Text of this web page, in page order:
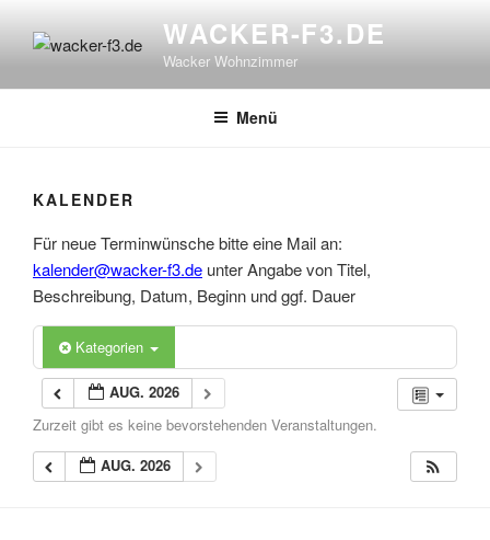
Inhalt
WACKER-F3.DE
Wacker Wohnzimmer
Menü
KALENDER
Für neue Terminwünsche bitte eine Mail an:
kalender@wacker-f3.de unter Angabe von Titel,
Beschreibung, Datum, Beginn und ggf. Dauer
Kategorien
AUG. 2026
Zurzeit gibt es keine bevorstehenden Veranstaltungen.
AUG. 2026